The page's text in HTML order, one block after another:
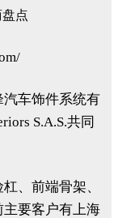
车饰件系统有
S.A.S.共同
、前端骨架、
要客户有上海